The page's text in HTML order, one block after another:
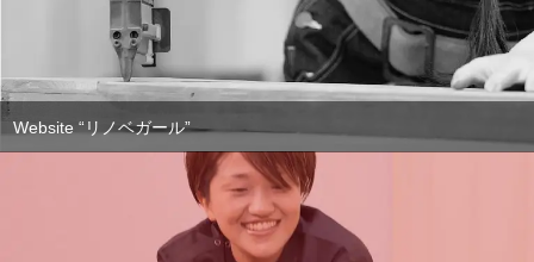
Website “リノベガール”